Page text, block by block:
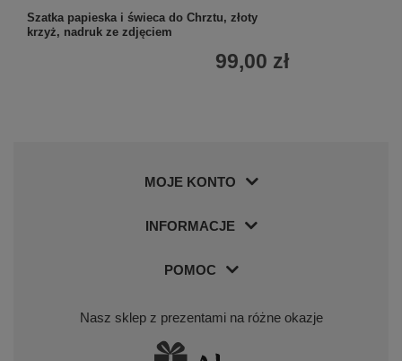
Szatka papieska i świeca do Chrztu, złoty
krzyż, nadruk ze zdjęciem
99,00 zł
MOJE KONTO
INFORMACJE
POMOC
Nasz sklep z prezentami na różne okazje